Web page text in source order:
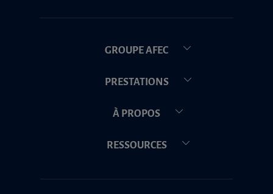
GROUPE AFEC
PRESTATIONS
À PROPOS
RESSOURCES